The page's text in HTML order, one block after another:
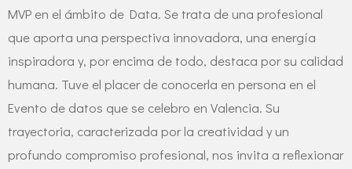
MVP en el ámbito de Data. Se trata de una profesional
que aporta una perspectiva innovadora, una energía
inspiradora y, por encima de todo, destaca por su calidad
humana. Tuve el placer de conocerla en persona en el
Evento de datos que se celebro en Valencia. Su
trayectoria, caracterizada por la creatividad y un
profundo compromiso profesional, nos invita a reflexionar